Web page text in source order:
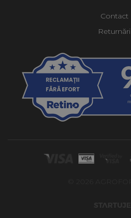
Contact
Returnări